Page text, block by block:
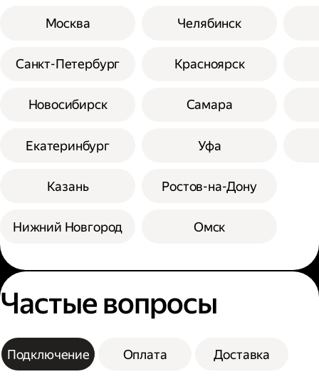
Москва
Санкт-Петербург
Новосибирск
Екатеринбург
Казань
Нижний Новгород
Челябинск
Красноярск
Самара
Уфа
Ростов-на-Дону
Омск
Частые вопросы
Подключение Оплата Доставка